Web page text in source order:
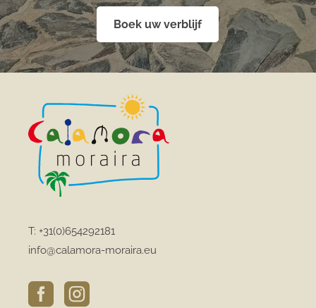
Boek uw verblijf
T:+31(0)654292181
info@calamora-moraira.eu
 